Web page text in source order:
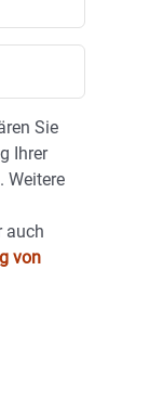
Sie
Ihrer
Weitere
auch
von